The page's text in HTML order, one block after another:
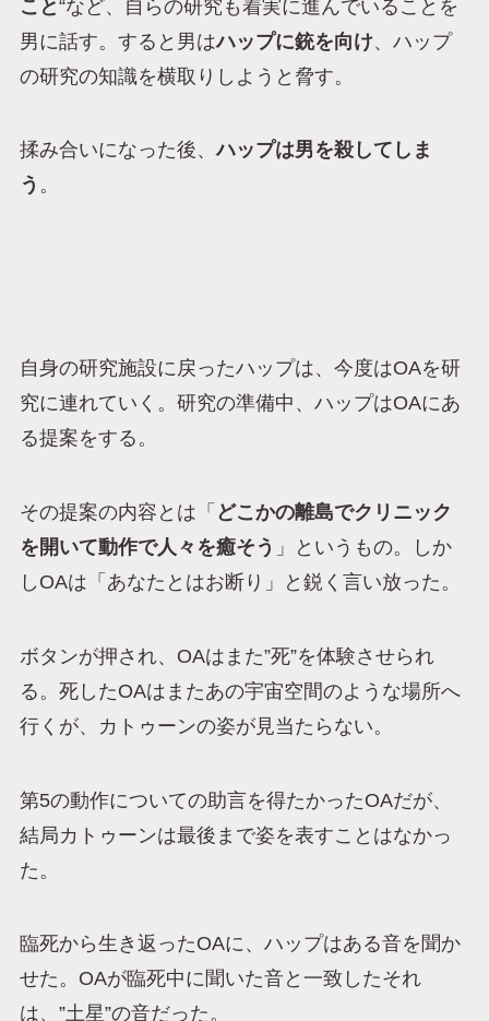
こと“など、自らの研究も着実に進んでいることを
男に話す。すると男はハップに銃を向け、ハップ
の研究の知識を横取りしようと脅す。
揉み合いになった後、ハップは男を殺してしま
う 。
自身の研究施設に戻ったハップは、今度はOAを研
究に連れていく。研究の準備中、ハップはOAにあ
る提案をする。
その提案の内容とは「 どこかの離島でクリニック
を開いて動作で人々を癒そう 」というもの。しか
しOAは「あなたとはお断り」と鋭く言い放った。
ボタンが押され、OAはまた”死”を体験させられ
る。死したOAはまたあの宇宙空間のような場所へ
行くが、カトゥーンの姿が見当たらない。
第5の動作についての助言を得たかったOAだが、
結局カトゥーンは最後まで姿を表すことはなかっ
た。
臨死から生き返ったOAに、ハップはある音を聞か
せた。OAが臨死中に聞いた音と一致したそれ
は、”土星”の音だった。